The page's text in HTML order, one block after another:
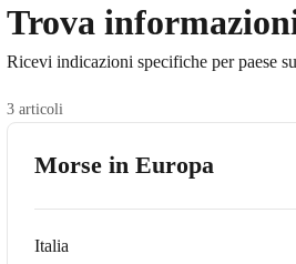
Trova
Ricevi indicazioni specifiche per paese
3 articoli
Morse in Europa
Italia